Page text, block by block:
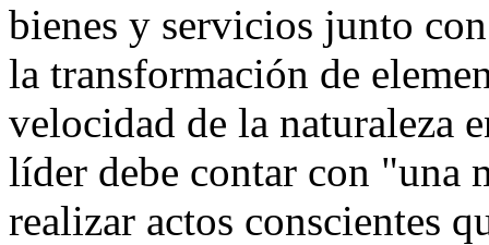
bienes y servicios junto
la transformación de
velocidad de la naturaleza
líder debe contar con "una
realizar actos conscientes